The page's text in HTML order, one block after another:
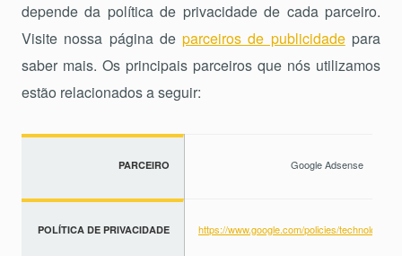
depende da política de privacidade de cada parceiro.
Visite nossa página deparceiros de publicidadepara
saber mais. Os principais parceiros que nós utilizamos
estão relacionados a seguir:
PARCEIRO
POLÍTICA DE PRIVACIDADE
Google Adsense
https://www.google.com/policies/technologies/